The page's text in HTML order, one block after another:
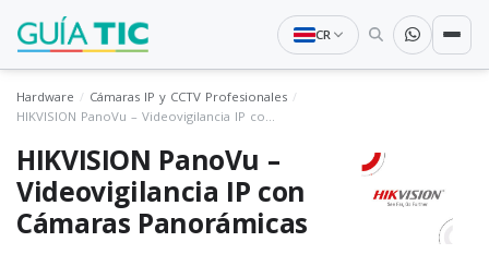
CR
Hardware
Cámaras IP y CCTV Profesionales
HIKVISION PanoVu – Videovigilancia IP con Cámaras Panorámicas
HIKVISION PanoVu –
Videovigilancia IP con
Cámaras Panorámicas